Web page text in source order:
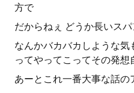
方で
だからねぇ どうか長いス
なんかバカバカしような
ってやってこってその発想
あーとこれ一番大事な話の